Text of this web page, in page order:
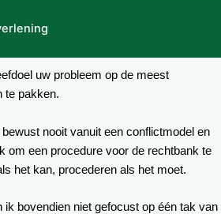
uw probleem op de meest
te pakken.
nooit vanuit een conflictmodel en
om een procedure voor de rechtbank te
het kan, procederen als het moet.
ik bovendien niet gefocust op één tak van